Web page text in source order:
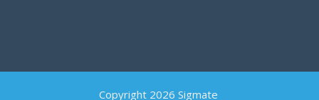
Copyright 2026 Sigmate